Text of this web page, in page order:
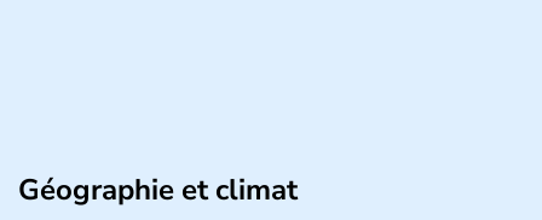
Géographie et climat